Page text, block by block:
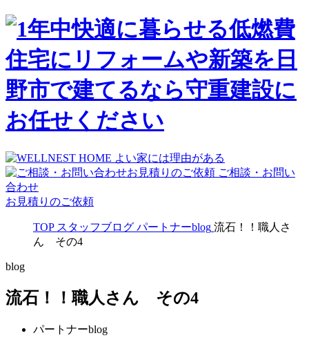
ご相談・お問い
合わせ
お見積りのご依頼
TOP スタッフブログ パートナーblog 流石！！職人さ
ん その4
blog
流石！！職人さん その4
パートナーblog